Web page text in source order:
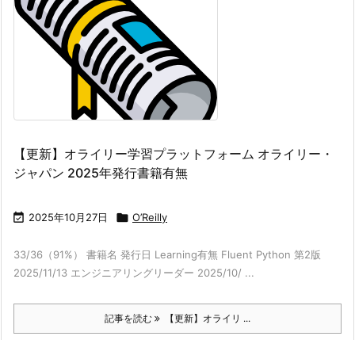
【更新】オライリー学習プラットフォーム オライリー・
ジャパン 2025年発行書籍有無
 2025年10月27日  O’Reilly
33/36（91%） 書籍名 発行日 Learning有無 Fluent Python 第2版
2025/11/13 エンジニアリングリーダー 2025/10/ ...
記事を読む 【更新】オライリ ...